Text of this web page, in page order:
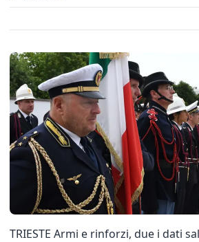
TRIESTE Armi e rinforzi, due i dati